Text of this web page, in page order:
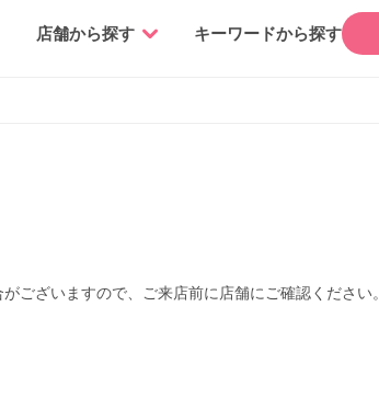
店舗から探す キーワードから探す
ざいますので、ご来店前に店舗にご確認ください。